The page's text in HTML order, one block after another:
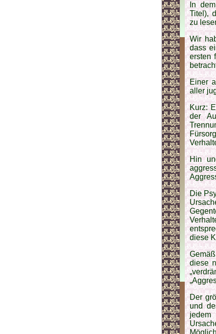
In
Titel),
zu
Wir
dass
ersten
Einer
aller
Kurz:
der
Hin
Die
diese
diese
Der
und
jedem